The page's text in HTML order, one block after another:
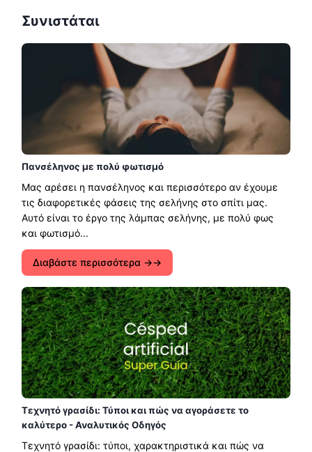
Συνιστάται
Πανσέληνος με πολύ φωτισμό
Μας αρέσει η πανσέληνος και περισσότερο αν έχουμε
τις διαφορετικές φάσεις της σελήνης στο σπίτι μας.
Αυτό είναι το έργο της λάμπας σελήνης, με πολύ φως
και φωτισμό...
Διαβάστε περισσότερα →
Τεχνητό γρασίδι: Τύποι και πώς να αγοράσετε το
καλύτερο - Αναλυτικός Οδηγός
Τεχνητό γρασίδι: τύποι, χαρακτηριστικά και πώς να